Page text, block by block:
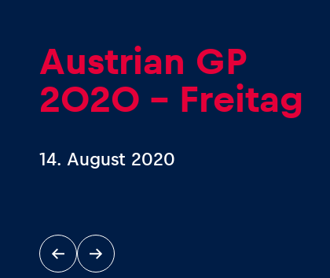
News
Alle anzeigen
Austrian GP
2020 - Freitag
14. August 2020